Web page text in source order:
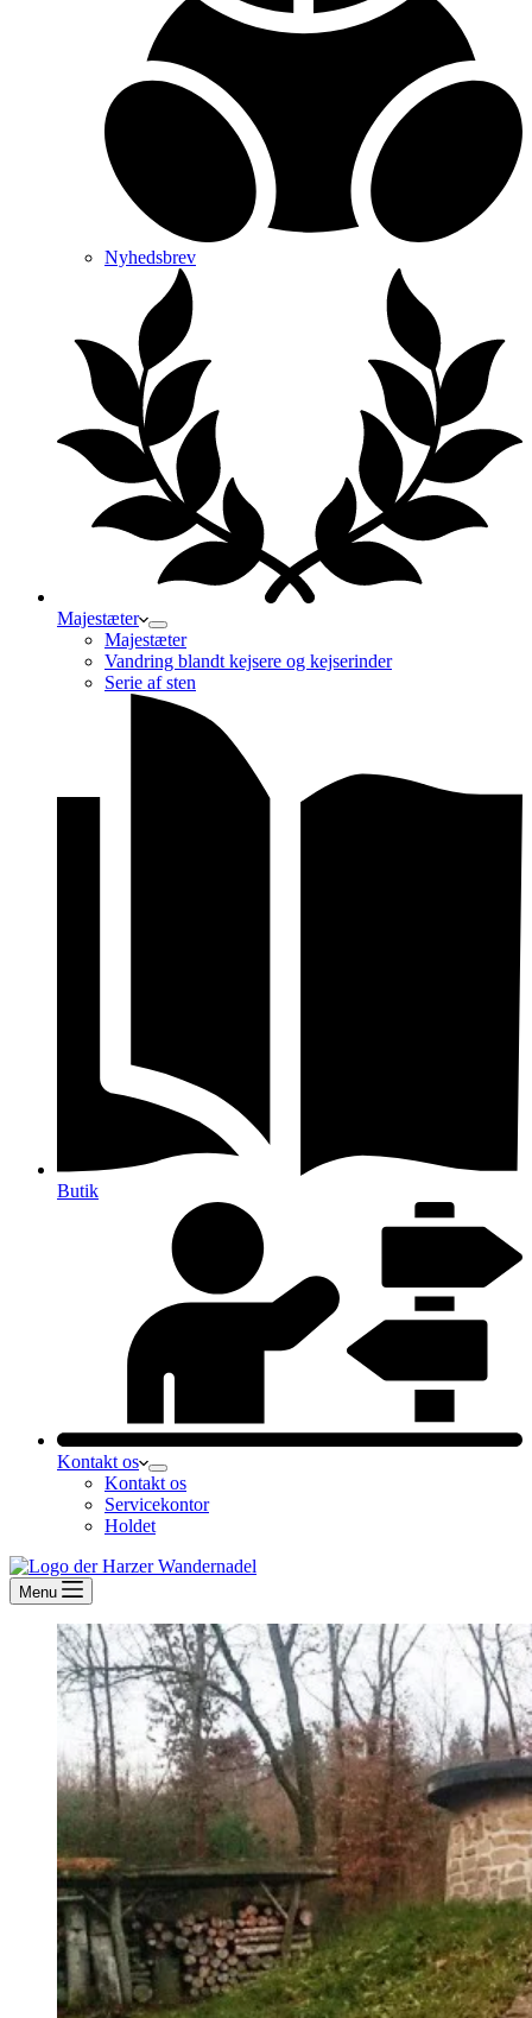
Nyhedsbrev
Majestæter
Majestæter
Vandring blandt kejsere og kejserinder
Serie af sten
Butik
Kontakt os
Kontakt os
Servicekontor
Holdet
Menu